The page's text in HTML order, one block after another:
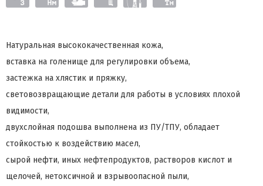
Натуральная высококачественная кожа,
вставка на голенище для регулировки объема,
застежка на хлястик и пряжку,
световозвращающие детали для работы в условиях плохой
видимости,
двухслойная подошва выполнена из ПУ/ТПУ, обладает
стойкостью к воздействию масел,
сырой нефти, иных нефтепродуктов, растворов кислот и
щелочей, нетоксичной и взрывоопасной пыли,